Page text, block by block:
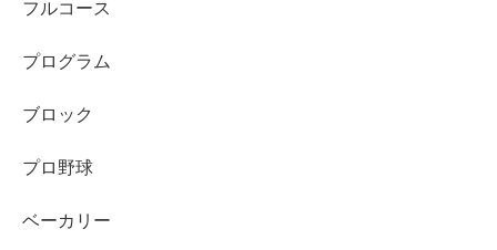
フルコース
プログラム
ブロック
プロ野球
ベーカリー